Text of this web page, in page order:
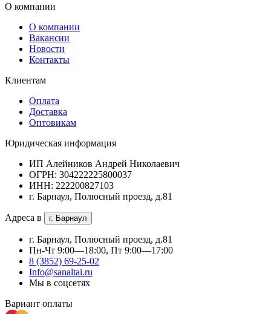
О компании
О компании
Вакансии
Новости
Контакты
Клиентам
Оплата
Доставка
Оптовикам
Юридическая информация
ИП Алейников Андрей Николаевич
ОГРН: 304222225800037
ИНН: 222200827103
г. Барнаул, Полюсный проезд, д.81
Адреса в г. Барнаул
г. Барнаул, Полюсный проезд, д.81
Пн-Чт 9:00—18:00, Пт 9:00—17:00
8 (3852) 69-25-02
Info@sanaltai.ru
Мы в соцсетях
Вариант оплаты